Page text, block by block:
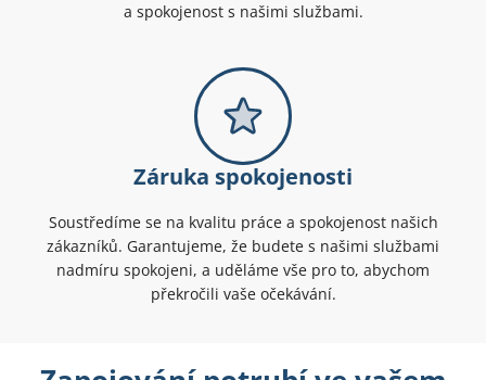
a spokojenost s našimi službami.
Záruka spokojenosti
Soustředíme se na kvalitu práce a spokojenost našich
zákazníků. Garantujeme, že budete s našimi službami
nadmíru spokojeni, a uděláme vše pro to, abychom
překročili vaše očekávání.